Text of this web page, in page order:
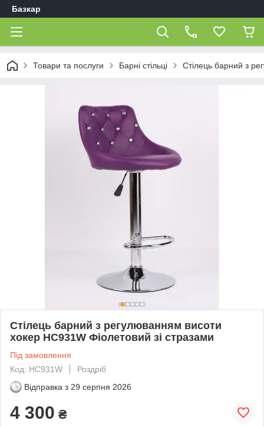
Базкар
Товари та послуги Барні стільці Стілець барний з
Стілець барний з регулюванням висоти
хокер HC931W Фіолетовий зі стразами
Під замовлення
Код: HC931W
Роздріб
Відправка з 29 серпня 2026
4 300 ₴